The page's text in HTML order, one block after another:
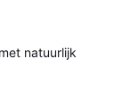
natuurlijk